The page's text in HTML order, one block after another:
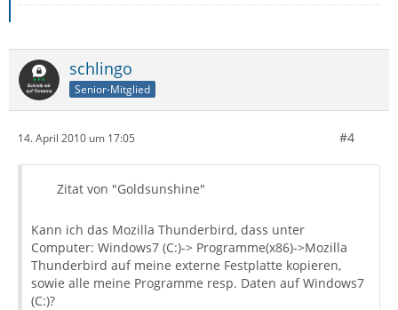
schlingo
Senior-Mitglied
14. April 2010 um 17:05 #4
Zitat von "Goldsunshine"
Kann ich das Mozilla Thunderbird, dass unter
Computer: Windows7 (C:)-> Programme(x86)->Mozilla
Thunderbird auf meine externe Festplatte kopieren,
sowie alle meine Programme resp. Daten auf Windows7
(C:)?